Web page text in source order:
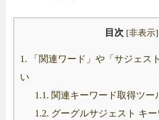
目次 [非表示]
1. 「関連ワード」や「サジェス
い
1.1. 関連キーワード取得ツー
1.2. グーグルサジェスト キ